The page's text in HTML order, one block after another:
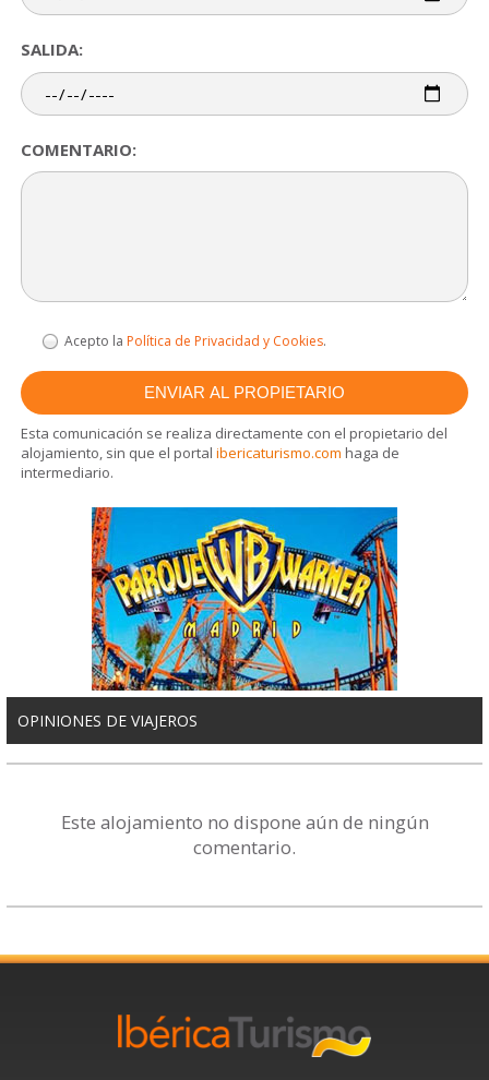
SALIDA:
COMENTARIO:
Acepto la Política de Privacidad y Cookies.
Esta comunicación se realiza directamente con el propietario del
alojamiento, sin que el portalibericaturismo.com haga de
intermediario.
OPINIONES DE VIAJEROS
Este alojamiento no dispone aún de ningún
comentario.